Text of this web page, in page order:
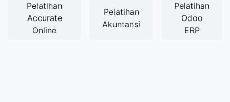
Pelatihan
Accurate
Online
Pelatihan
Akuntansi
Pelatihan
Odoo
ERP